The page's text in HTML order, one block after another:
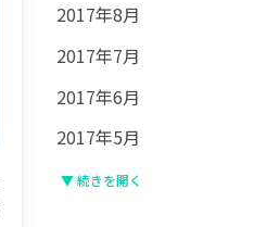
2017年8月
2017年7月
2017年6月
2017年5月
▼ 続きを開く